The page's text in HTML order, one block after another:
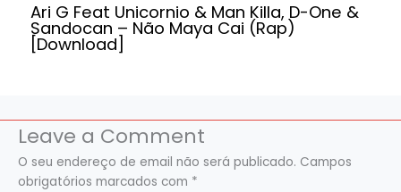
Ari G Feat Unicornio & Man Killa, D-One &
Sandocan – Não Maya Cai (Rap)
[Download]
Leave a Comment
O seu endereço de email não será publicado. Campos
obrigatórios marcados com *